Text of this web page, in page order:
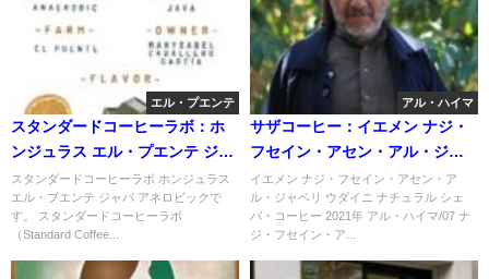
エル・プエンテ
スタンダードコーヒーラボ：ホ
ンジュラス エル・プエンテ ジャ
バ アネロビック
スタンダードコーヒーラボ ホンジュラス
エル・プエンテ ジャバ アネロビックで
す。 スタンダードコーヒーラボ
（Standard Coffee...
アル・ハイマ
サザコーヒー：イエメン ナジ・
フセイン・アセン・アル・ジャ
ベリ ウダイニ ナチュラル シェ
バ・コーヒー 2021年 アル・ハイ
マ/07
イエメン ナジ・フセイン・アセン・ア
ル・ジャベリ ウダイニ ナチュラル シェ
バ・コーヒー 2021年 アル・ハイマ/07 ナ
ジ・フセイン・ア...